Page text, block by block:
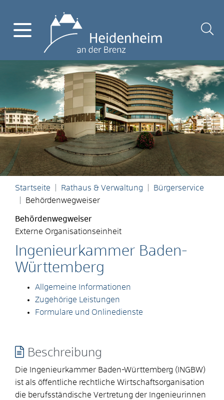
Startseite Rathaus & Verwaltung
Bürgerservice
Behördenwegweiser
Behördenwegweiser
Externe Organisationseinheit
Ingenieurkammer Baden-
Württemberg
Allgemeine Informationen
Zugehörige Leistungen
Formulare und Onlinedienste
Beschreibung
Die Ingenieurkammer Baden-Württemberg (INGBW)
ist als öffentliche rechtliche Wirtschaftsorganisation
die berufsständische Vertretung der Ingenieurinnen